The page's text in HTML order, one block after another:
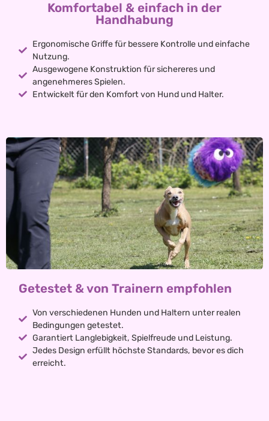
Komfortabel & einfach in der
Handhabung
Ergonomische Griffe für bessere Kontrolle und einfache
Nutzung.
Ausgewogene Konstruktion für sichereres und
angenehmeres Spielen.
Entwickelt für den Komfort von Hund und Halter.
Getestet & von Trainern empfohlen
Von verschiedenen Hunden und Haltern unter realen
Bedingungen getestet.
Garantiert Langlebigkeit, Spielfreude und Leistung.
Jedes Design erfüllt höchste Standards, bevor es dich
erreicht.